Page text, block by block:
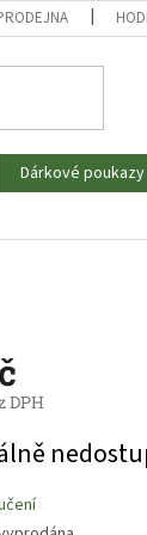
Dárkové poukazy
DPH